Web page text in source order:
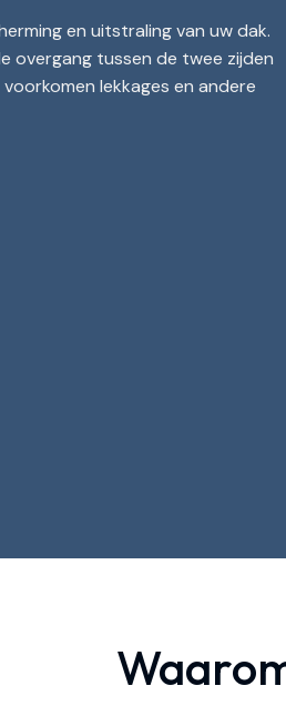
en uitstraling van uw dak.
overgang tussen de twee zijden
lekkages en andere